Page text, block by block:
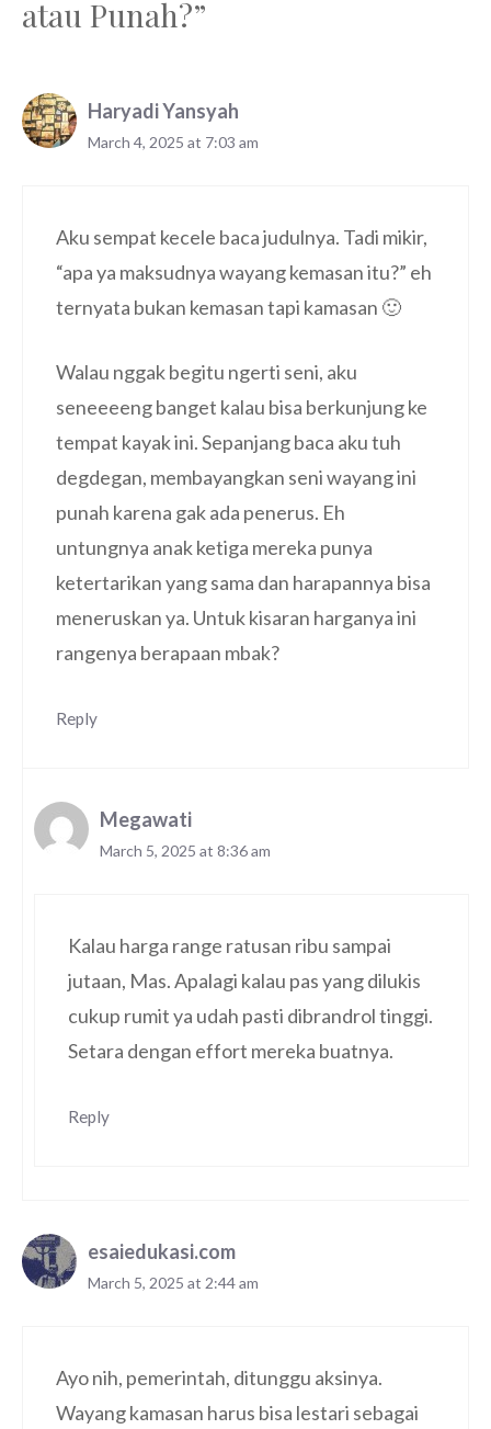
atau Punah?”
Haryadi Yansyah
March 4, 2025 at 7:03 am
Aku sempat kecele baca judulnya. Tadi mikir,
“apa ya maksudnya wayang kemasan itu?” eh
ternyata bukan kemasan tapi kamasan 🙂
Walau nggak begitu ngerti seni, aku
seneeeeng banget kalau bisa berkunjung ke
tempat kayak ini. Sepanjang baca aku tuh
degdegan, membayangkan seni wayang ini
punah karena gak ada penerus. Eh
untungnya anak ketiga mereka punya
ketertarikan yang sama dan harapannya bisa
meneruskan ya. Untuk kisaran harganya ini
rangenya berapaan mbak?
Reply
Megawati
March 5, 2025 at 8:36 am
Kalau harga range ratusan ribu sampai
jutaan, Mas. Apalagi kalau pas yang dilukis
cukup rumit ya udah pasti dibrandrol tinggi.
Setara dengan effort mereka buatnya.
Reply
esaiedukasi.com
March 5, 2025 at 2:44 am
Ayo nih, pemerintah, ditunggu aksinya.
Wayang kamasan harus bisa lestari sebagai